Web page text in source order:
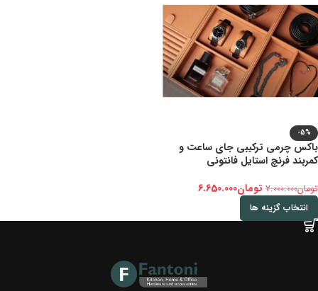
-5%
باکس چرمی ترکیبی جای ساعت و
کمربند فرنچ استایل فانتونی
تومان7.000.000 تومان6.650.000
انتخاب گزینه ها